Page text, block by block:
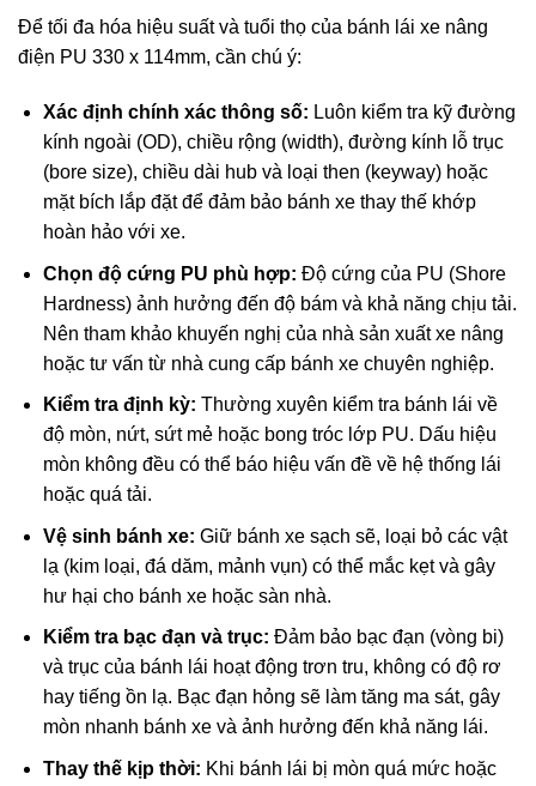
Để tối đa hóa hiệu suất và tuổi thọ của bánh lái xe nâng
điện PU 330 x 114mm, cần chú ý:
Xác định chính xác thông số: Luôn kiểm tra kỹ đường
kính ngoài (OD), chiều rộng (width), đường kính lỗ trục
(bore size), chiều dài hub và loại then (keyway) hoặc
mặt bích lắp đặt để đảm bảo bánh xe thay thế khớp
hoàn hảo với xe.
Chọn độ cứng PU phù hợp: Độ cứng của PU (Shore
Hardness) ảnh hưởng đến độ bám và khả năng chịu tải.
Nên tham khảo khuyến nghị của nhà sản xuất xe nâng
hoặc tư vấn từ nhà cung cấp bánh xe chuyên nghiệp.
Kiểm tra định kỳ: Thường xuyên kiểm tra bánh lái về
độ mòn, nứt, sứt mẻ hoặc bong tróc lớp PU. Dấu hiệu
mòn không đều có thể báo hiệu vấn đề về hệ thống lái
hoặc quá tải.
Vệ sinh bánh xe: Giữ bánh xe sạch sẽ, loại bỏ các vật
lạ (kim loại, đá dăm, mảnh vụn) có thể mắc kẹt và gây
hư hại cho bánh xe hoặc sàn nhà.
Kiểm tra bạc đạn và trục: Đảm bảo bạc đạn (vòng bi)
và trục của bánh lái hoạt động trơn tru, không có độ rơ
hay tiếng ồn lạ. Bạc đạn hỏng sẽ làm tăng ma sát, gây
mòn nhanh bánh xe và ảnh hưởng đến khả năng lái.
Thay thế kịp thời: Khi bánh lái bị mòn quá mức hoặc